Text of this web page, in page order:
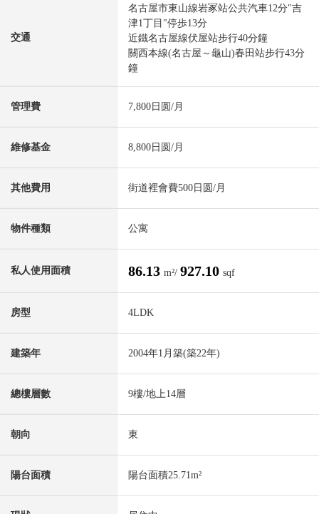
交通
名古屋市東山線岩冢站公共汽車12分"吉
津1丁目"停歩13分
近鐵名古屋線伏屋站步行40分鐘
關西本線(名古屋～龜山)春田站步行43分
鐘
管理費 7,800日圆/月
維修基金 8,800日圆/月
其他費用 街道裡會費500日圆/月
物件種類 公寓
私人使用面積 86.13 m²/ 927.10 sqf
房型 4LDK
建築年 2004年1月築(築22年)
總樓層數 9樓/地上14層
朝向 東
陽台面積 陽台面積25.71m²